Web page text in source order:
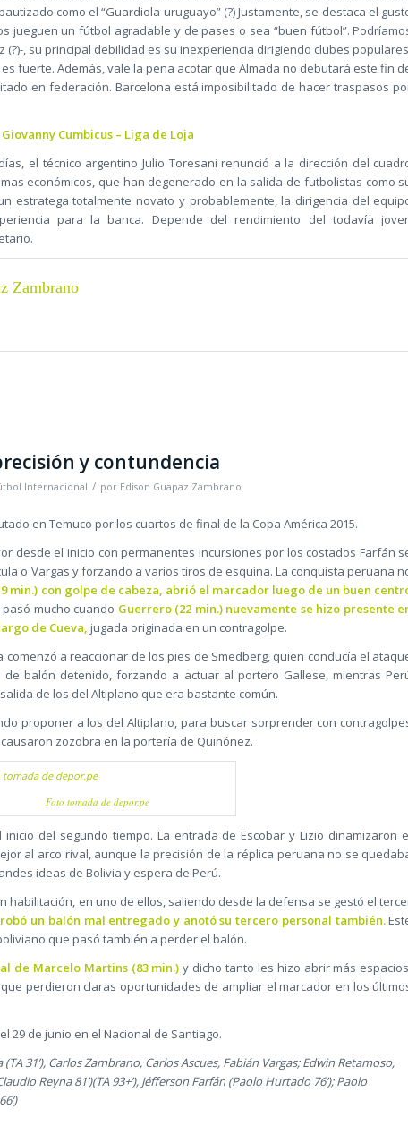
como el “Guardiola uruguayo” (?) Justamente, se destaca el
jueguen un fútbol agradable y de pases o sea “buen fútbol”.
(?)-, su principal debilidad es su inexperiencia dirigiendo clubes
fuerte. Además, vale la pena acotar que Almada no debutará este fin
en federación. Barcelona está imposibilitado de hacer traspasos
Giovanny Cumbicus – Liga de Loja
el técnico argentino Julio Toresani renunció a la dirección del
económicos, que han degenerado en la salida de futbolistas como
estratega totalmente novato y probablemente, la dirigencia del
para la banca. Depende del rendimiento del todavía
Zambrano
y contundencia
Internacional / por Edison Guapaz Zambrano
en Temuco por los cuartos de final de la Copa América 2015.
desde el inicio con permanentes incursiones por los costados Farfán
o Vargas y forzando a varios tiros de esquina. La conquista peruana
min.) con golpe de cabeza, abrió el marcador luego de un buen
mucho cuando Guerrero (22 min.) nuevamente se hizo presente
de Cueva, jugada originada en un contragolpe.
comenzó a reaccionar de los pies de Smedberg, quien conducía el
balón detenido, forzando a actuar al portero Gallese, mientras
de los del Altiplano que era bastante común.
proponer a los del Altiplano, para buscar sorprender con
zozobra en la portería de Quiñónez.
Foto tomada de depor.pe
del segundo tiempo. La entrada de Escobar y Lizio dinamizaron
al arco rival, aunque la precisión de la réplica peruana no se
ideas de Bolivia y espera de Perú.
habilitación, en uno de ellos, saliendo desde la defensa se gestó el
un balón mal entregado y anotó su tercero personal también.
que pasó también a perder el balón.
de Marcelo Martins (83 min.) y dicho tanto les hizo abrir más
perdieron claras oportunidades de ampliar el marcador en los
29 de junio en el Nacional de Santiago.
(TA 31’), Carlos Zambrano, Carlos Ascues, Fabián Vargas; Edwin Retamoso,
Reyna 81’)(TA 93+’), Jéfferson Farfán (Paolo Hurtado 76’); Paolo